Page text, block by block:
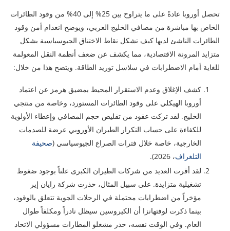
تحصل أوروبا عادةً على ما يتراوح بين 25% إلى 40% من وقود الطائرات
الخاص بها مباشرة من مصافي الخليج العربي، ويوضح انعدام أمن وقود
الطائرات الناشئ لديها كيف تشكل نقاط الاختناق الجيوسياسية بشكل
متزايد المرونة الاقتصادية، مما يكشف عن ضعف أنظمة النقل المعولمة
للغاية أمام الاضطرابات في سلاسل توريد الطاقة. ويتضح هذا من خلال:
كشف الإغلاق وعدم الاستقرار المحيط بمضيق هرمز عن اعتماد
أوروبا الهيكلي على وقود الطائرات المستورد، وخاصة من منتجي
الخليج. لقد تركت عقود من تقليص حجم المصافي وإعطاء الأولوية
للكفاءة على حساب التكرار الطيران الأوروبي عرضة للصدمات
الخارجية، خاصة خلال فترات الصراع الجيوسياسي (صحيفة
التلغراف، 2026).
لقد أقرت العديد من شركات الطيران الكبرى علناً بوجود ضغوط
تشغيلية متزايدة. على سبيل المثال، حذرت شركة رايان إير
مؤخراً من اضطرابات محتملة في الرحلات الجوية تتعلق بالوقود،
بينما ذكرت لوفتهانزا أن الكيروسين سيظل نادراً ومكلفاً طوال
العام. وفي الوقت نفسه، حذر مشغلو المطارات مسؤولي الاتحاد